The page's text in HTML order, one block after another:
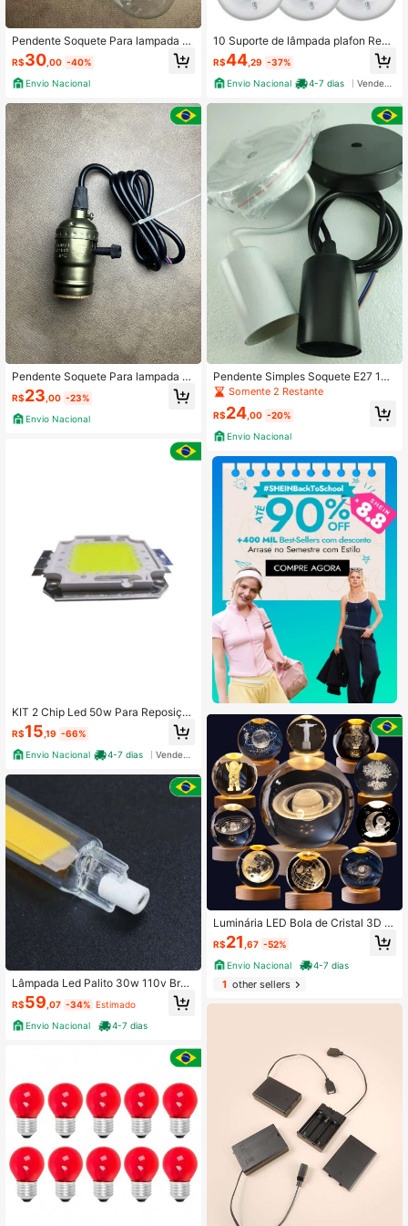
Pendente Soquete Para lampada Es
tilo Industrial
R$30 ,00 -40%
Envio Nacional
Pendente Soquete Para lampada Es
tilo Industrial
R$23 ,00 -23%
Envio Nacional
KIT 2 Chip Led 50w Para Reposiçã
o De Refletores Branco Frio 6500K
R$15 ,19 -66%
Envio Nacional
4-7 dias
Lâmpada Led Palito 30w 110v Bran
co Quente 118mm
R$59,07 -34% Estimado
Envio Nacional
4-7 dias
10 Suporte de lâmpada plafon Redo
ndo Padrão branco plug E27 Plafoni
er NR-55-X10
R$44 ,29 -37%
Envio Nacional
4-7 dias
Pendente Simples Soquete E27 1M
preto c-06
Somente 2 Restante
R$24,00 -20%
Envio Nacional
Luminária LED Bola de Cristal 3D Br
anco Quente Abajur Decorativo Luz
Ambiente para Quarto Mesa de Cab
eceira
R$21 ,67 -52%
Envio Nacional
4-7 dias
1other sellers